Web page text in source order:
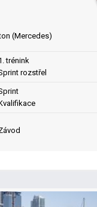
(Mercedes)
trénink
rozstřel